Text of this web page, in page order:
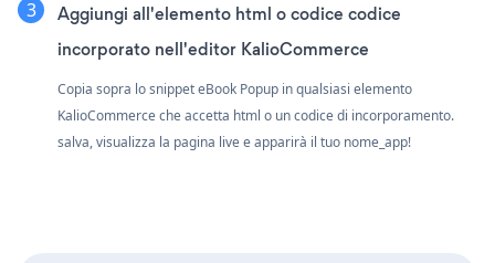
Aggiungi all'elemento html o codice codice
incorporato nell'editor KalioCommerce
Copia sopra lo snippet eBook Popup in qualsiasi elemento
KalioCommerce che accetta html o un codice di incorporamento.
salva, visualizza la pagina live e apparirà il tuo nome_app!